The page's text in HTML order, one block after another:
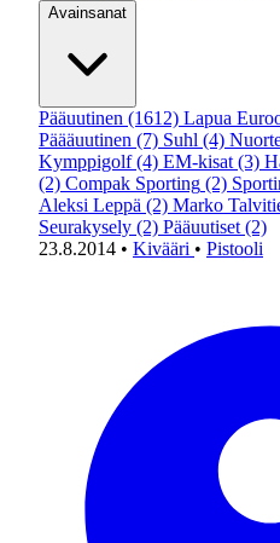
Avainsanat
Pääuutinen (1612) Lapua
Päääuutinen (7) Suhl (4)
Kymppigolf (4) EM-kisat (3)
(2) Compak Sporting (2)
Aleksi Leppä (2) Marko
Seurakysely (2) Pääuutiset (2)
23.8.2014 • Kivääri • Pistooli